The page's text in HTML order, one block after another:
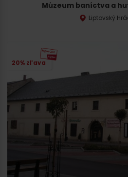
Múzeum baníctva a
Liptovský
20% zľava